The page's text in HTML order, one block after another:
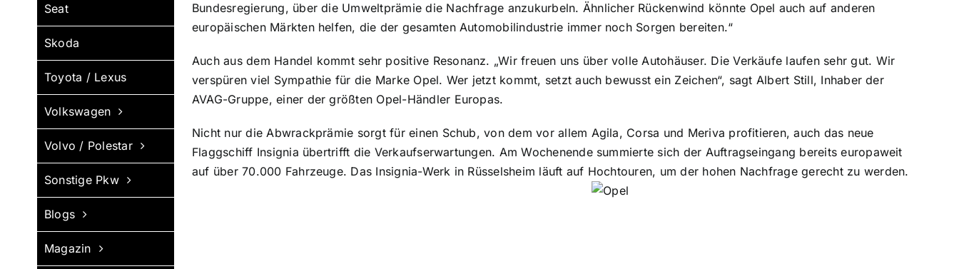
Seat
Skoda
Toyota / Lexus
Volkswagen
Volvo / Polestar
Sonstige Pkw
Blogs
Magazin
Bundesregierung, über die Umweltprämie die Nachfrage anzukurbeln. Ähnlicher Rückenwind könnte Opel auch auf anderen
europäischen Märkten helfen, die der gesamten Automobilindustrie immer noch Sorgen bereiten.“
Auch aus dem Handel kommt sehr positive Resonanz. „Wir freuen uns über volle Autohäuser. Die Verkäufe laufen sehr gut. Wir
verspüren viel Sympathie für die Marke Opel. Wer jetzt kommt, setzt auch bewusst ein Zeichen“, sagt Albert Still, Inhaber der
AVAG-Gruppe, einer der größten Opel-Händler Europas.
Nicht nur die Abwrackprämie sorgt für einen Schub, von dem vor allem Agila, Corsa und Meriva profitieren, auch das neue
Flaggschiff Insignia übertrifft die Verkaufserwartungen. Am Wochenende summierte sich der Auftragseingang bereits europaweit
auf über 70.000 Fahrzeuge. Das Insignia-Werk in Rüsselsheim läuft auf Hochtouren, um der hohen Nachfrage gerecht zu werden.